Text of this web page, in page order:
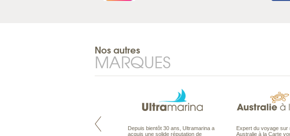
Nos autres
MARQUES
Pacifique à la carte est le spécialiste
Depuis bientôt 30 ans, Ultramarina a
acquis une solide réputation de
Expert du voyage sur
Australie à la Carte